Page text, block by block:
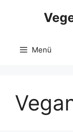
Menü